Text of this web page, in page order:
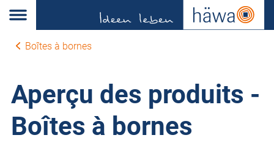
Boîtes à bornes
Aperçu des produits -
Boîtes à bornes